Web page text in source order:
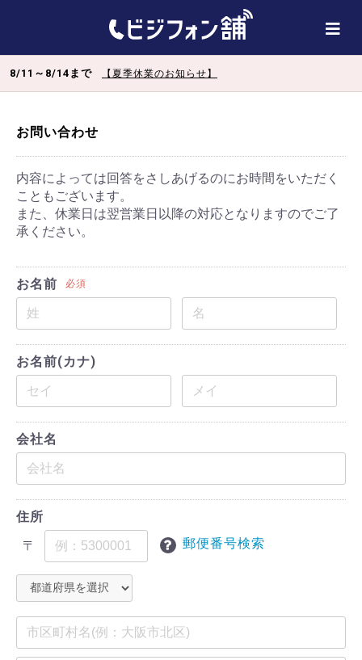
8/11～8/14まで 【夏季休業のお知らせ】
お問い合わせ
内容によっては回答をさしあげるのにお時間をいただく
こともございます。
また、休業日は翌営業日以降の対応となりますのでご了
承ください。
お名前 必須
お名前(カナ)
会社名
住所
〒
郵便番号検索